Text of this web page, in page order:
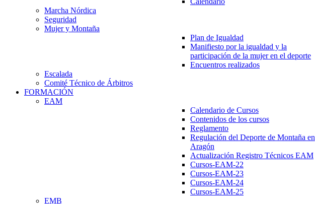
Marcha Nórdica
Seguridad
Mujer y Montaña
Plan de Igualdad
Manifiesto por la igualdad y la
participación de la mujer en el deporte
Encuentros realizados
Escalada
Comité Técnico de Árbitros
FORMACIÓN
EAM
Calendario de Cursos
Contenidos de los cursos
Reglamento
Regulación del Deporte de Montaña en
Aragón
Actualización Registro Técnicos EAM
Cursos-EAM-22
Cursos-EAM-23
Cursos-EAM-24
Cursos-EAM-25
EMB